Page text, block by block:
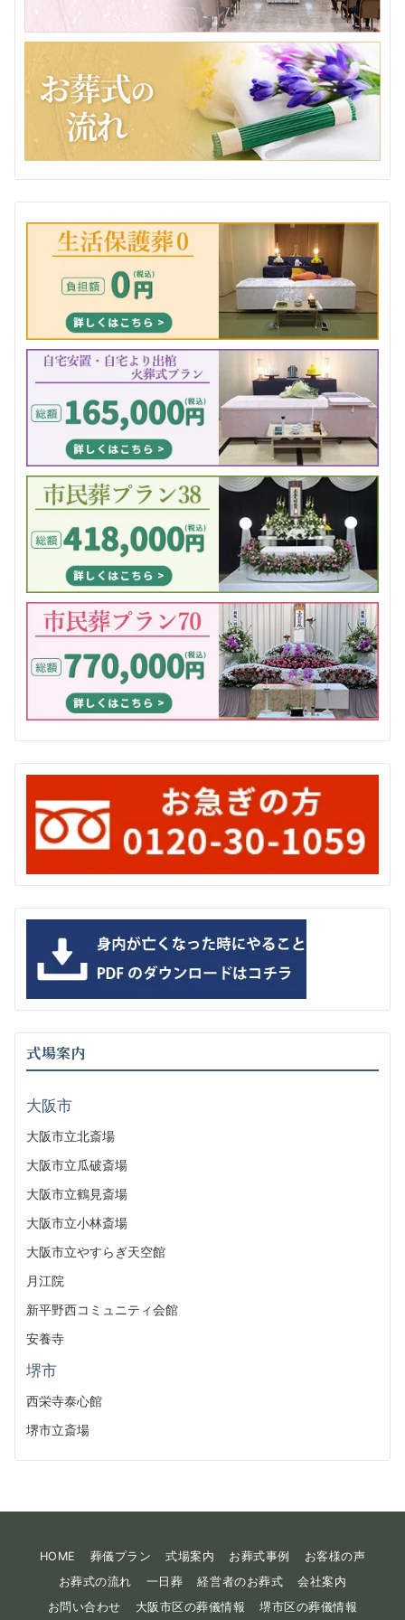
式場案内
大阪市
大阪市立北斎場
大阪市立瓜破斎場
大阪市立鶴見斎場
大阪市立小林斎場
大阪市立やすらぎ天空館
月江院
新平野西コミュニティ会館
安養寺
堺市
西栄寺泰心館
堺市立斎場
HOME 葬儀プラン 式場案内 お葬式事例
お客様の声
お葬式の流れ
一日葬 経営者のお葬式
会社案内
お問い合わせ
大阪市区の葬儀情報 堺市区の葬儀情報